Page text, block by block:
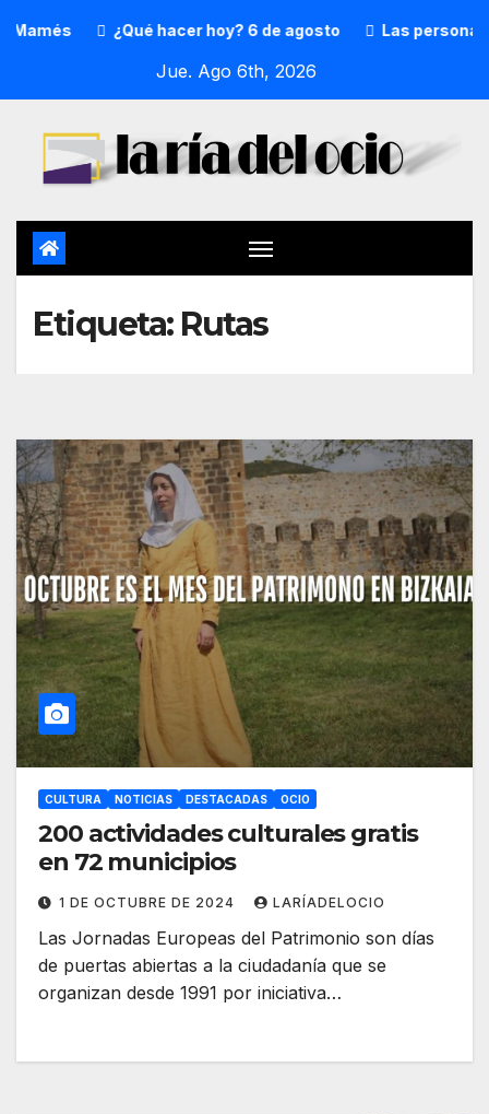
¿Qué hacer hoy? 6 de agosto Las personas
Jue. Ago 6th, 2026
Etiqueta: Rutas
CULTURA NOTICIAS DESTACADAS OCIO
200 actividades culturales gratis
en 72 municipios
1 DE OCTUBRE DE 2024 LARÍADELOCIO
Las Jornadas Europeas del Patrimonio son días
de puertas abiertas a la ciudadanía que se
organizan desde 1991 por iniciativa…